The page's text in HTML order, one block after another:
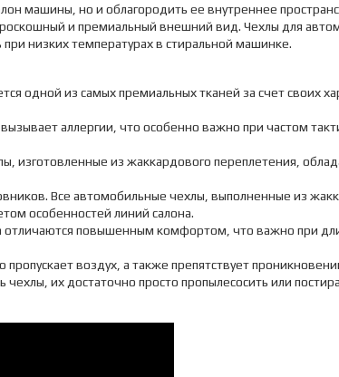
машины, но и облагородить ее внутреннее
и премиальный внешний вид. Чехлы для
низких температурах в стиральной машинке.
одной из самых премиальных тканей за счет своих
аллергии, что особенно важно при частом
изготовленные из жаккардового переплетения,
Все автомобильные чехлы, выполненные из
особенностей линий салона.
отличаются повышенным комфортом, что важно при
воздух, а также препятствует
их достаточно просто пропылесосить или